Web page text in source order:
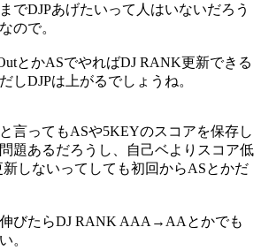
でDJPあげたいって人はいないだろう
ので。
とかASでやればDJ RANK更新できる
しDJPは上がるでしょうね。
言ってもASや5KEYのスコアを保存し
題あるだろうし、自己ベよりスコア低
しないってしても初回からASとかだ
びたらDJ RANK AAA→AAとかでも
。